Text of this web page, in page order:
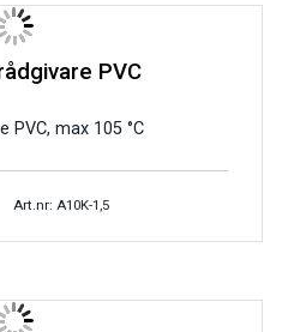
PVC
PVC, max 105 °C
Art.nr: A10K-1,5